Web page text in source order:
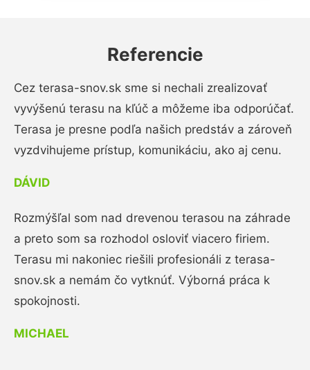
Referencie
Cez terasa-snov.sk sme si nechali zrealizovať
vyvýšenú terasu na kľúč a môžeme iba odporúčať.
Terasa je presne podľa našich predstáv a zároveň
vyzdvihujeme prístup, komunikáciu, ako aj cenu.
DÁVID
Rozmýšľal som nad drevenou terasou na záhrade
a preto som sa rozhodol osloviť viacero firiem.
Terasu mi nakoniec riešili profesionáli z terasa-
snov.sk a nemám čo vytknúť. Výborná práca k
spokojnosti.
MICHAEL